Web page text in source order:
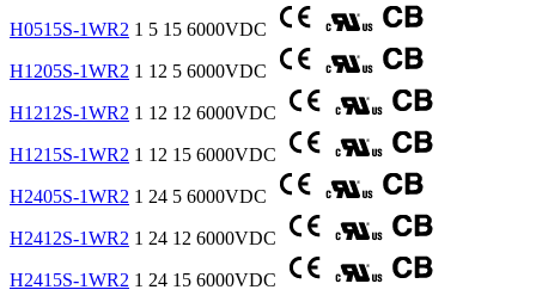
H0515S-1WR2 1 5 15 6000VDC
H1205S-1WR2 1 12 5 6000VDC
H1212S-1WR2 1 12 12 6000VDC
H1215S-1WR2 1 12 15 6000VDC
H2405S-1WR2 1 24 5 6000VDC
H2412S-1WR2 1 24 12 6000VDC
H2415S-1WR2 1 24 15 6000VDC